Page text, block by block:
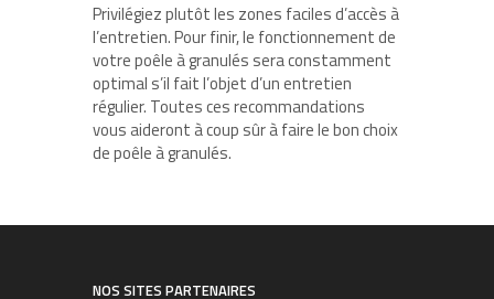
Privilégiez plutôt les zones faciles d’accès à
l’entretien. Pour finir, le fonctionnement de
votre poêle à granulés sera constamment
optimal s’il fait l’objet d’un entretien
régulier. Toutes ces recommandations
vous aideront à coup sûr à faire le bon choix
de poêle à granulés.
NOS SITES PARTENAIRES